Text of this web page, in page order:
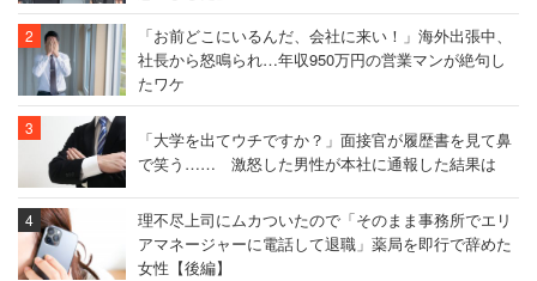
「お前どこにいるんだ、会社に来い！」海外出張中、
社長から怒鳴られ…年収950万円の営業マンが絶句し
たワケ
「大学を出てウチですか？」面接官が履歴書を見て鼻
で笑う…… 激怒した男性が本社に通報した結果は
理不尽上司にムカついたので「そのまま事務所でエリ
アマネージャーに電話して退職」薬局を即行で辞めた
女性【後編】